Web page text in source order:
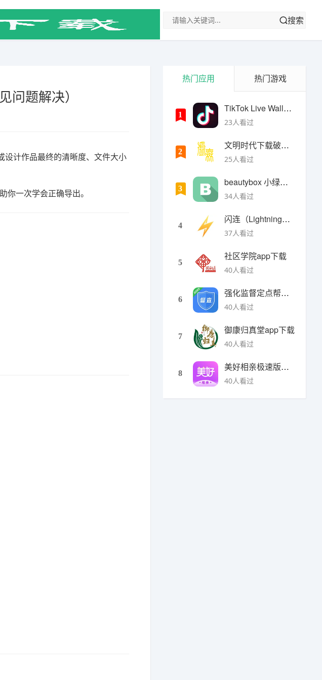
搜索
问题解决）
设计作品最终的清晰度、文件大小
你一次学会正确导出。
热门应用 热门游戏
1
TikTok Live Wallpaper
23人看过
2
文明时代下载破解版无限金币最新版
25人看过
3
beautybox 小绿盒正版最新免费下载
34人看过
4
闪连（LightningX）加速器app
37人看过
5
社区学院app下载
40人看过
6
强化监督定点帮扶下载
40人看过
7
御康归真堂app下载
40人看过
8
美好相亲极速版下载
40人看过